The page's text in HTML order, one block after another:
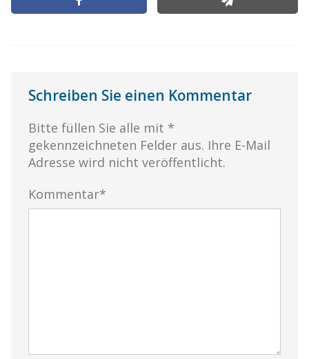
Schreiben Sie einen Kommentar
Bitte füllen Sie alle mit *
gekennzeichneten Felder aus. Ihre E-Mail
Adresse wird nicht veröffentlicht.
Kommentar*